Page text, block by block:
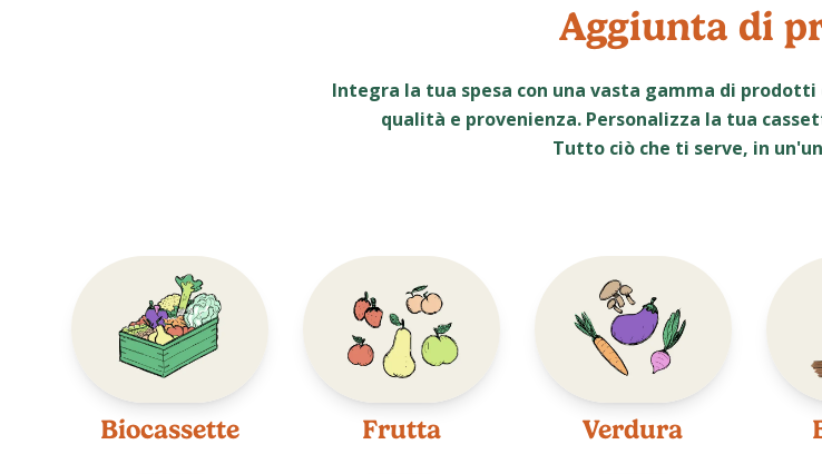
Aggiunta di
Integra la tua spesa con una vasta gamma di
qualità e provenienza. Personalizza la tua
Tutto ciò che ti serve, in
Biocassette Frutta Verdura